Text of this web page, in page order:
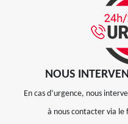
NOUS
En cas d’urgence, nous
à nous contacter via le